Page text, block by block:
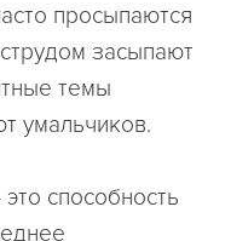
просыпаются
засыпают
темы
умальчиков.
способность